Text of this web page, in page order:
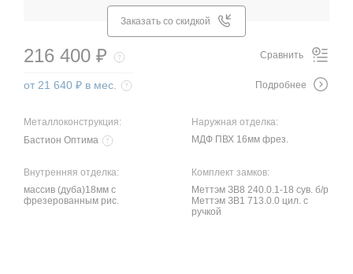
Заказать со скидкой
Металлоконструкция:
Бастион Оптима
Наружная отделка:
МДФ ПВХ 16мм фрез.
Внутренняя отделка:
массив (дуба)18мм с
фрезерованным рис.
Комплект замков:
Меттэм ЗВ8 240.0.1-18 сув. б/р
Меттэм ЗВ1 713.0.0 цил. с
ручкой
216 400 ₽
от 21 640 ₽ в мес.
Сравнить
Подробнее